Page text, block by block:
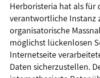
Herboristeria hat als für
verantwortliche Instanz
organisatorische
möglichst lückenlosen
Internetseite
Daten sicherzustellen.